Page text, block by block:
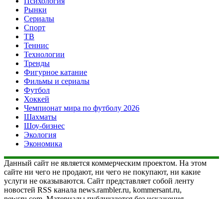
Рынки
Сериалы
Спорт
ТВ
Теннис
Технологии
Тренды
Фигурное катание
Фильмы и сериалы
Футбол
Хоккей
Чемпионат мира по футболу 2026
Шахматы
Шоу-бизнес
Экология
Экономика
Данный сайт не является коммерческим проектом. На этом
сайте ни чего не продают, ни чего не покупают, ни какие
услуги не оказываются. Сайт представляет собой ленту
новостей RSS канала news.rambler.ru, kommersant.ru,